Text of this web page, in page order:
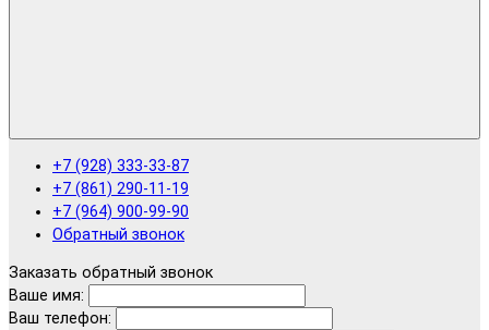
+7 (928) 333-33-87
+7 (861) 290-11-19
+7 (964) 900-99-90
Обратный звонок
Заказать обратный звонок
Ваше имя:
Ваш телефон: